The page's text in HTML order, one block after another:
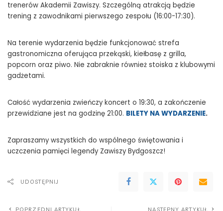
trenerów Akademii Zawiszy. Szczególną atrakcją będzie
trening z zawodnikami pierwszego zespołu (16:00-17:30).
Na terenie wydarzenia będzie funkcjonować strefa
gastronomiczna oferująca przekąski, kiełbasę z grilla,
popcorn oraz piwo. Nie zabraknie również stoiska z klubowymi
gadżetami.
Całość wydarzenia zwieńczy koncert o 19:30, a zakończenie
przewidziane jest na godzinę 21:00. BILETY NA WYDARZENIE.
Zapraszamy wszystkich do wspólnego świętowania i
uczczenia pamięci legendy Zawiszy Bydgoszcz!
UDOSTĘPNIJ
POPRZEDNI ARTYKUŁ NASTĘPNY ARTYKUŁ